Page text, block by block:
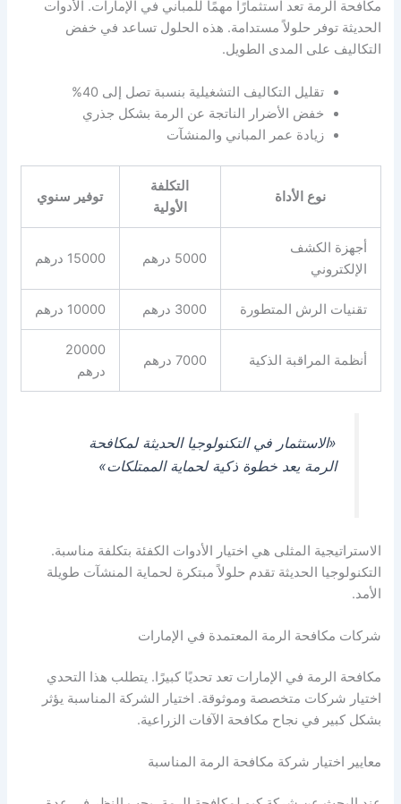
مكافحة الرمة تعد استثمارًا مهمًا للمباني في الإمارات. الأدوات
الحديثة توفر حلولاً مستدامة. هذه الحلول تساعد في خفض
التكاليف على المدى الطويل.
تقليل التكاليف التشغيلية بنسبة تصل إلى 40%
خفض الأضرار الناتجة عن الرمة بشكل جذري
زيادة عمر المباني والمنشآت
نوع الأداة
التكلفة
الأولية
توفير سنوي
أجهزة الكشف
الإلكتروني
5000 درهم 15000 درهم
تقنيات الرش المتطورة 3000 درهم 10000 درهم
أنظمة المراقبة الذكية 7000 درهم
20000
درهم
«الاستثمار في التكنولوجيا الحديثة لمكافحة
الرمة يعد خطوة ذكية لحماية الممتلكات»
الاستراتيجية المثلى هي اختيار الأدوات الكفئة بتكلفة مناسبة.
التكنولوجيا الحديثة تقدم حلولاً مبتكرة لحماية المنشآت طويلة
الأمد.
شركات مكافحة الرمة المعتمدة في الإمارات
مكافحة الرمة في الإمارات تعد تحديًا كبيرًا. يتطلب هذا التحدي
اختيار شركات متخصصة وموثوقة. اختيار الشركة المناسبة يؤثر
بشكل كبير في نجاح مكافحة الآفات الزراعية.
معايير اختيار شركة مكافحة الرمة المناسبة